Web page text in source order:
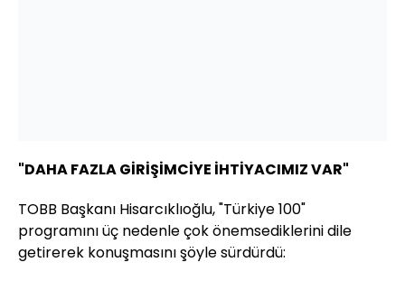
"DAHA FAZLA GİRİŞİMCİYE İHTİYACIMIZ VAR"
TOBB Başkanı Hisarcıklıoğlu, "Türkiye 100"
programını üç nedenle çok önemsediklerini dile
getirerek konuşmasını şöyle sürdürdü: